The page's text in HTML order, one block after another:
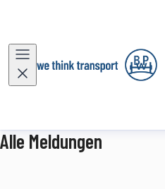
Alle Meldungen